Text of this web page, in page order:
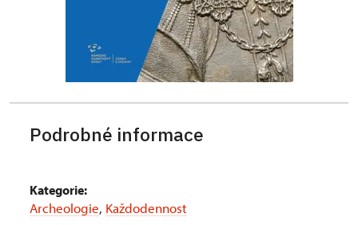
Podrobné informace
Kategorie:
Archeologie, Každodennost